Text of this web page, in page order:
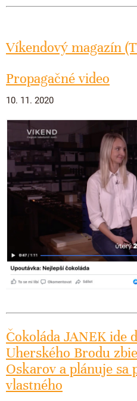
Víkendový magazín
Propagačné video
10. 11. 2020
Čokoláda JANEK ide
Uherského Brodu
Oskarov a plánuje sa
vlastného